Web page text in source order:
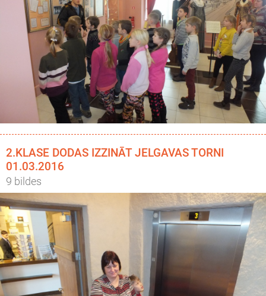
2.KLASE DODAS IZZINĀT JELGAVAS TORNI
01.03.2016
9 bildes